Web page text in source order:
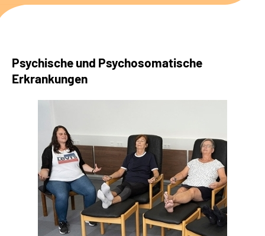
Suche
Gebärdensprache
Psychische und Psychosomatische
Erkrankungen